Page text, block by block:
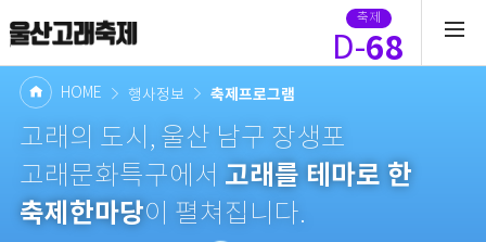
축제
D-68
HOME 행사정보 축제프로그램
고래의 도시, 울산 남구 장생포
고래문화특구에서 고래를 테마로 한
축제한마당이 펼쳐집니다.